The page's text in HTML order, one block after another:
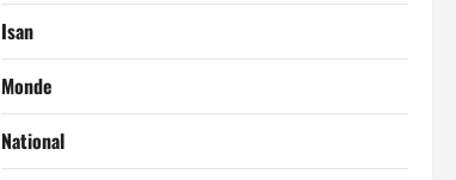
Isan
Monde
National